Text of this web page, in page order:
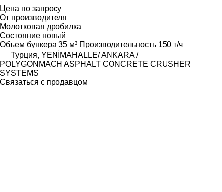
Цена по запросу
От производителя
Молотковая дробилка
Состояние новый
Объем бункера 35 м³ Производительность 150 т/ч
Турция, YENİMAHALLE/ ANKARA /
POLYGONMACH ASPHALT CONCRETE CRUSHER
SYSTEMS
Связаться с продавцом